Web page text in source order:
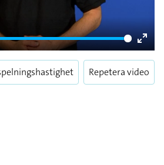
Enter
Repetera video